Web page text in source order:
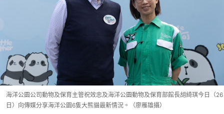
海洋公園公司動物及保育主管祝效忠及海洋公園動物及保育部館長胡綺琪今日（26
日）向傳媒分享海洋公園6隻大熊貓最新情況。（廖雁雄攝）